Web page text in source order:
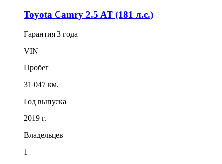
Toyota Camry 2.5 AT (181 л.с.)
Гарантия 3 года
VIN
Пробег
31 047 км.
Год выпуска
2019 г.
Владельцев
1